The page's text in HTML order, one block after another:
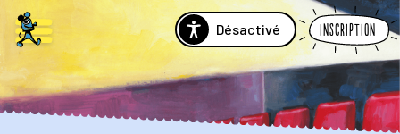
Désactivé Inscription